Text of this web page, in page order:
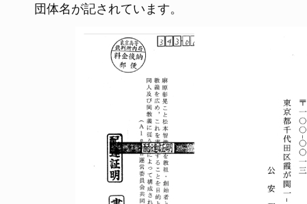
団体名が記されています。